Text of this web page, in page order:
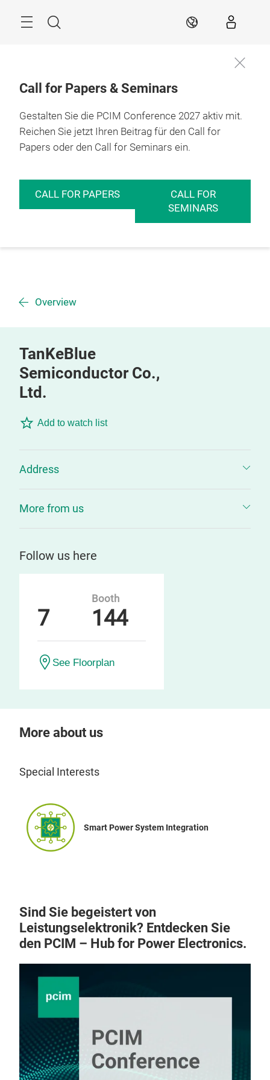
Suche DE
Call for Papers & Seminars
Gestalten Sie die PCIM Conference 2027 aktiv mit.
Reichen Sie jetzt Ihren Beitrag für den Call for
Papers oder den Call for Seminars ein.
CALL FOR PAPERS
CALL FOR
SEMINARS
Overview
TanKeBlue
Semiconductor Co.,
Ltd.
Add to watch list
Address
More from us
Follow us here
7
Booth
144
See Floorplan
More about us
Special Interests
Smart Power System Integration
Sind Sie begeistert von
Leistungselektronik? Entdecken Sie
den PCIM – Hub for Power Electronics.